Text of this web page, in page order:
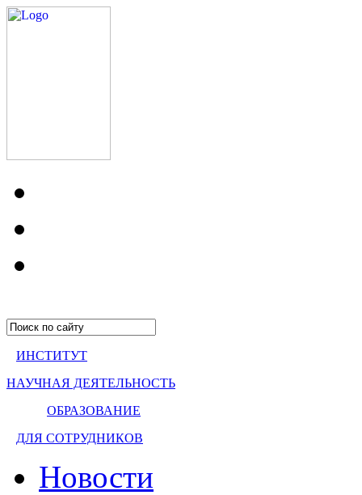
ИНСТИТУТ
НАУЧНАЯ ДЕЯТЕЛЬНОСТЬ
ОБРАЗОВАНИЕ
ДЛЯ СОТРУДНИКОВ
Новости